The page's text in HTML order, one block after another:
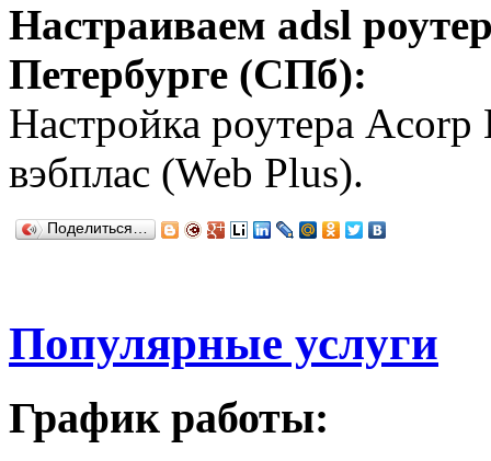
Настраиваем adsl
Петербурге (СПб):
Настройка роутера
вэбплас (Web Plus).
Поделиться…
Популярные услуги
График работы: